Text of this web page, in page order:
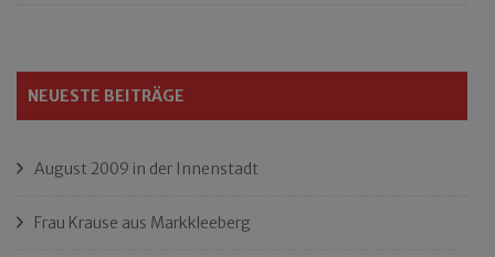
NEUESTE BEITRÄGE
August 2009 in der Innenstadt
Frau Krause aus Markkleeberg